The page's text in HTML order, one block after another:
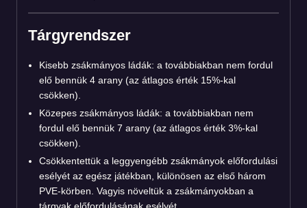
Tárgyrendszer
Kisebb zsákmányos ládák: a továbbiakban nem fordul
elő bennük 4 arany (az átlagos érték 15%-kal
csökken).
Közepes zsákmányos ládák: a továbbiakban nem
fordul elő bennük 7 arany (az átlagos érték 3%-kal
csökken).
Csökkentettük a leggyengébb zsákmányok előfordulási
esélyét az egész játékban, különösen az első három
PVE-körben. Vagyis növeltük a zsákmányokban a